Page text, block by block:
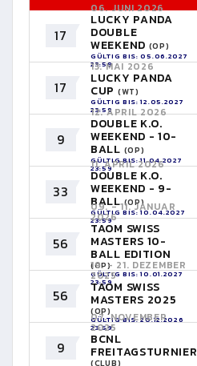
17
06. JUNI 2026
LUCKY PANDA
DOUBLE
WEEKEND (OP)
GÜLTIG BIS: 05.06.2027
23:59
17
13. MAI 2026
LUCKY PANDA
CUP (WT)
GÜLTIG BIS: 12.05.2027
23:59
9
12. APRIL 2026
DOUBLE K.O.
WEEKEND - 10-
BALL (OP)
GÜLTIG BIS: 11.04.2027
23:59
33
11. APRIL 2026
DOUBLE K.O.
WEEKEND - 9-
BALL(OP)
GÜLTIG BIS: 10.04.2027
23:59
56
09. - 11. JANUAR
2026
TAOM SWISS
MASTERS 10-
BALL EDITION
(OP)
GÜLTIG BIS: 10.01.2027
23:59
56
19. - 21. DEZEMBER
2025
TAOM SWISS
MASTERS 2025
(OP)
GÜLTIG BIS: 20.12.2026
23:59
9
07. NOVEMBER
2025
BCNL
FREITAGSTURNIER
(CLUB)